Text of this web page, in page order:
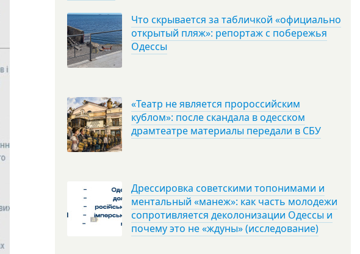
Что скрывается за табличкой «официально
открытый пляж»: репортаж с побережья
Одессы
«Театр не является пророссийским
кублом»: после скандала в одесском
драмтеатре материалы передали в СБУ
Дрессировка советскими топонимами и
ментальный «манеж»: как часть молодежи
сопротивляется деколонизации Одессы и
почему это не «ждуны» (исследование)